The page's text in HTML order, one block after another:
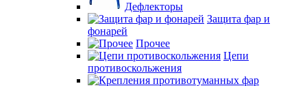
Дефлекторы
Защита фар и
фонарей
Прочее
Цепи
противоскольжения